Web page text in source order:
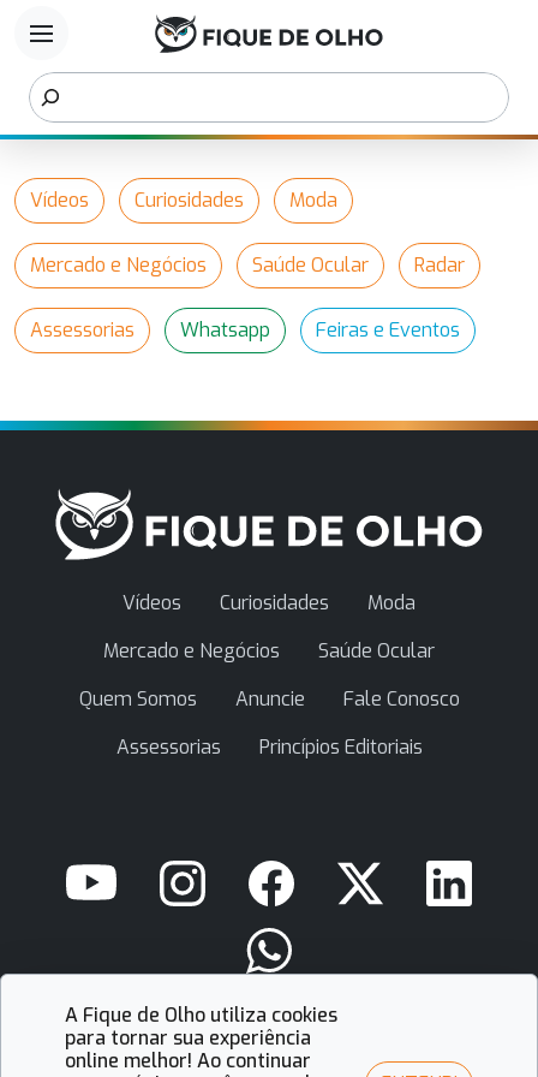
menu
Vídeos Curiosidades Moda
Mercado e Negócios Saúde Ocular Radar
Assessorias Whatsapp Feiras e Eventos
Vídeos Curiosidades
Moda
Mercado e Negócios
Saúde Ocular
Quem Somos
Anuncie
Fale Conosco
Assessorias
Princípios Editoriais
contato@fiquedeolho.com.br
A Fique de Olho utiliza cookies
para tornar sua experiência
online melhor! Ao continuar